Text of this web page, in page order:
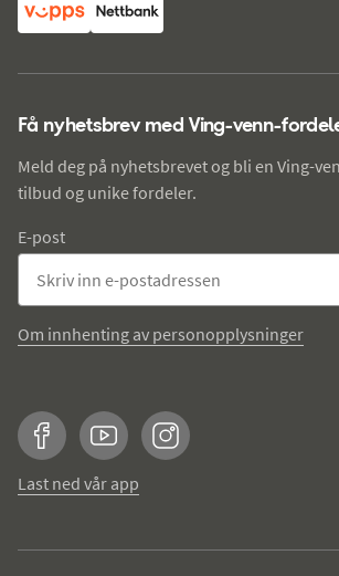
Få nyhetsbrev med Ving-venn-
Meld deg på nyhetsbrevet og bli en Ving-
tilbud og unike fordeler.
E-post
Om innhenting av personopplysninger
FacebookYouTubeInstagram
Last ned vår app